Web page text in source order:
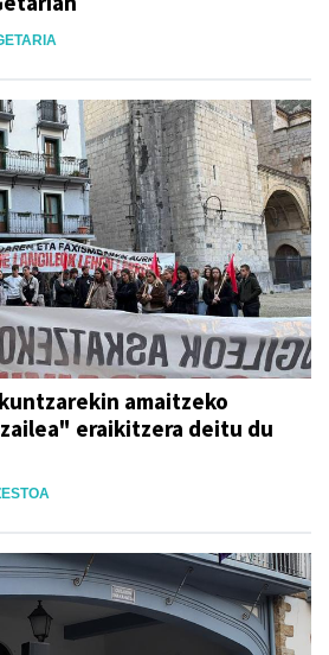
amaitzeko
eraikitzera deitu du